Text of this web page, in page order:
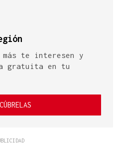
te interesen y
gratuita en tu